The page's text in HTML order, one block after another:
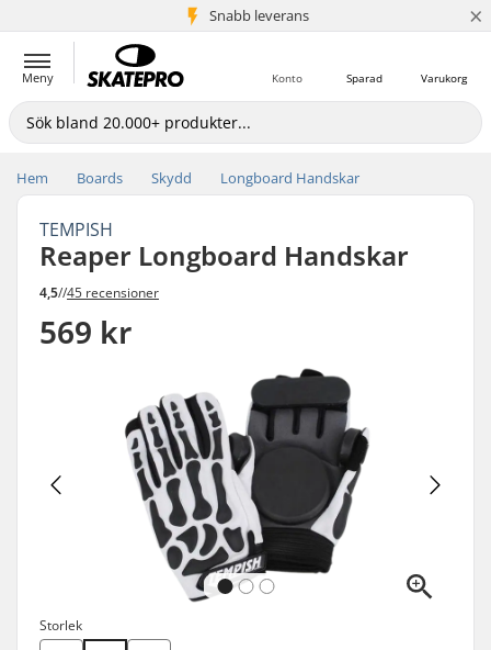
Snabb leverans
5+ milj. kunder ×
Meny Varukorg
Sparad
Konto
Hem Boards Skydd Longboard Handskar
TEMPISH
Reaper Longboard Handskar
4,5//45 recensioner
569 kr
Storlek